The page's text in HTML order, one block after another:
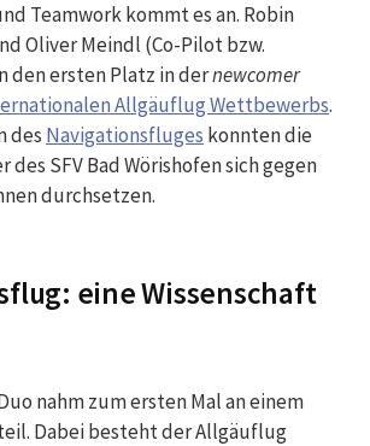
Teamwork kommt es an. Robin
Oliver Meindl (Co-Pilot bzw.
den ersten Platz in dernewcomer
Allgäuflug Wettbewerbs.
des Navigationsfluges konnten die
SFV Bad Wörishofen sich gegen
durchsetzen.
eine Wissenschaft
nahm zum ersten Mal an einem
Dabei besteht der Allgäuflug